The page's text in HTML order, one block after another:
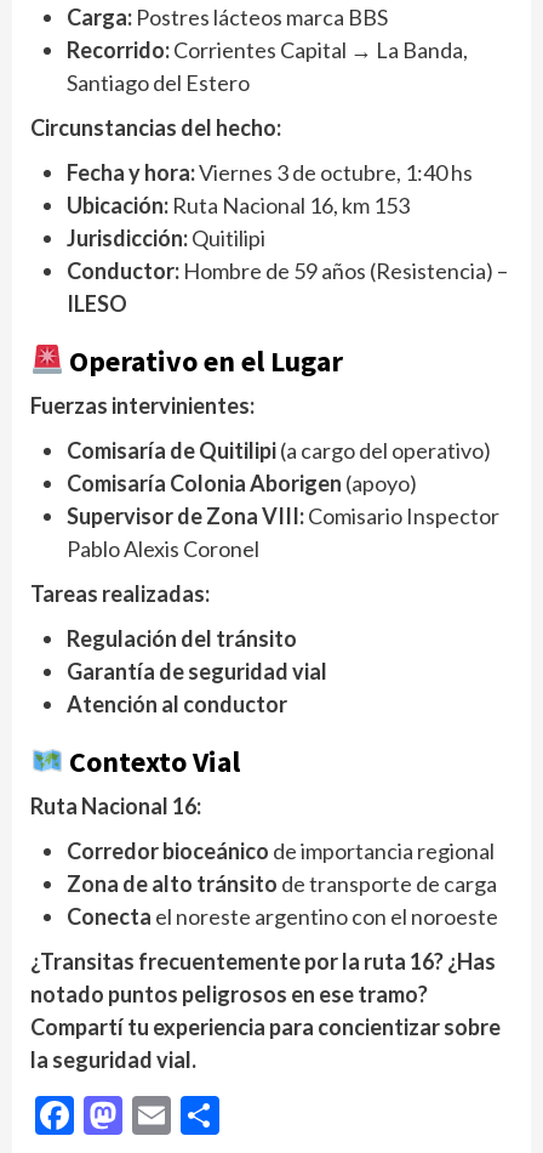
Carga: Postres lácteos marca BBS
Recorrido:Corrientes Capital → La Banda,
Santiago del Estero
Circunstancias del hecho:
Fecha y hora:Viernes 3 de octubre, 1:40 hs
Ubicación: Ruta Nacional 16, km 153
Jurisdicción:Quitilipi
Conductor: Hombre de 59 años (Resistencia) –
ILESO
Operativo en el Lugar
Fuerzas intervinientes:
Comisaría de Quitilipi(a cargo del operativo)
Comisaría Colonia Aborigen (apoyo)
Supervisor de Zona VIII:Comisario Inspector
Pablo Alexis Coronel
Tareas realizadas:
Regulación del tránsito
Garantía de seguridad vial
Atención al conductor
Contexto Vial
Ruta Nacional 16:
Corredor bioceánico de importancia regional
Zona de alto tránsito de transporte de carga
Conecta el noreste argentino con el noroeste
¿Transitas frecuentemente por la ruta 16? ¿Has
notado puntos peligrosos en ese tramo?
Compartí tu experiencia para concientizar sobre
la seguridad vial.
Facebook
Mastodon
Email